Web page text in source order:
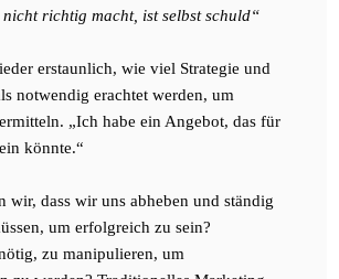
nicht richtig macht, ist selbst schuld“
erstaunlich, wie viel Strategie und
notwendig erachtet werden, um
„Ich habe ein Angebot, das für
könnte.“
wir, dass wir uns abheben und ständig
um erfolgreich zu sein?
zu manipulieren, um